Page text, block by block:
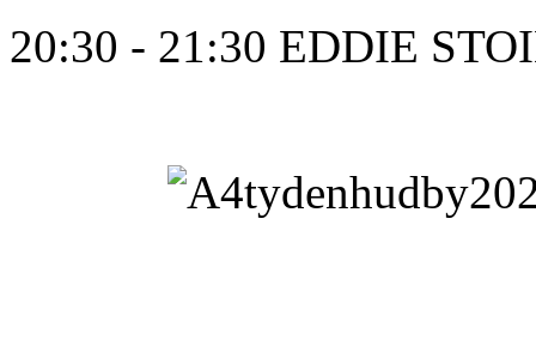
20:30 - 21:30 EDDIE